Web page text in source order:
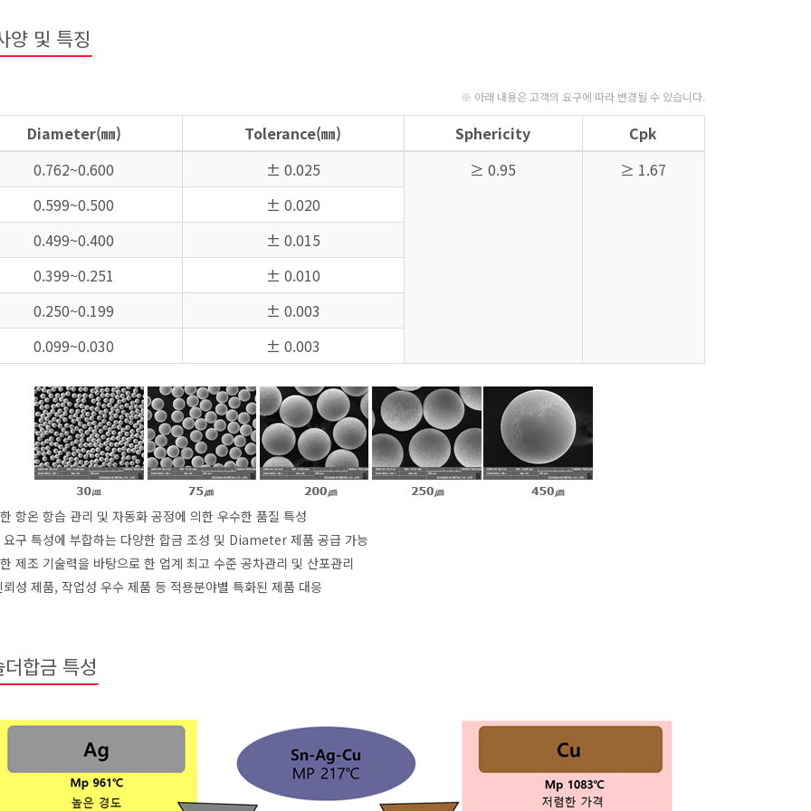
양 및 특징
※ 아래 내용은 고객의 요구에 따라 변경될 수 있습니다.
Diameter(㎜) Tolerance(㎜) Sphericity
Cpk
0.762~0.600
± 0.025 ≥ 0.95
≥ 1.67
0.599~0.500
± 0.020
0.499~0.400
± 0.015
0.399~0.251
± 0.010
0.250~0.199
± 0.003
0.099~0.030
± 0.003
항온 항습 관리 및 자동화 공정에 의한 우수한 품질 특성
요구 특성에 부합하는 다양한 합금 조성 및 Diameter 제품 공급 가능
제조 기술력을 바탕으로 한 업계 최고 수준 공차관리 및 산포관리
성 제품, 작업성 우수 제품 등 적용분야별 특화된 제품 대응
합금 특성